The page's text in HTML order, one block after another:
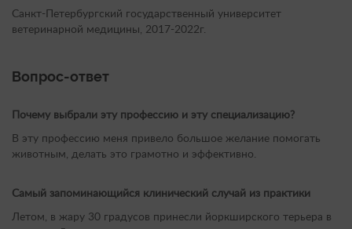
Санкт-Петербургский государственный университет
ветеринарной медицины, 2017-2022г.
Вопрос-ответ
Почему выбрали эту профессию и эту специализацию?
В эту профессию меня привело большое желание помогать
животным, делать это грамотно и эффективно.
Самый запоминающийся клинический случай из практики
Летом, в жару 30 градусов принесли йоркширского терьера в